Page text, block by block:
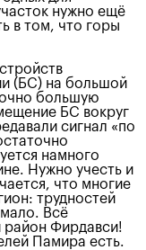
нужно ещё
в том, что горы
(БС) на большой
большую
БС вокруг
сигнал «по
намного
Нужно учесть и
что многие
трудностей
Всё
район Фирдавси!
Памира есть.